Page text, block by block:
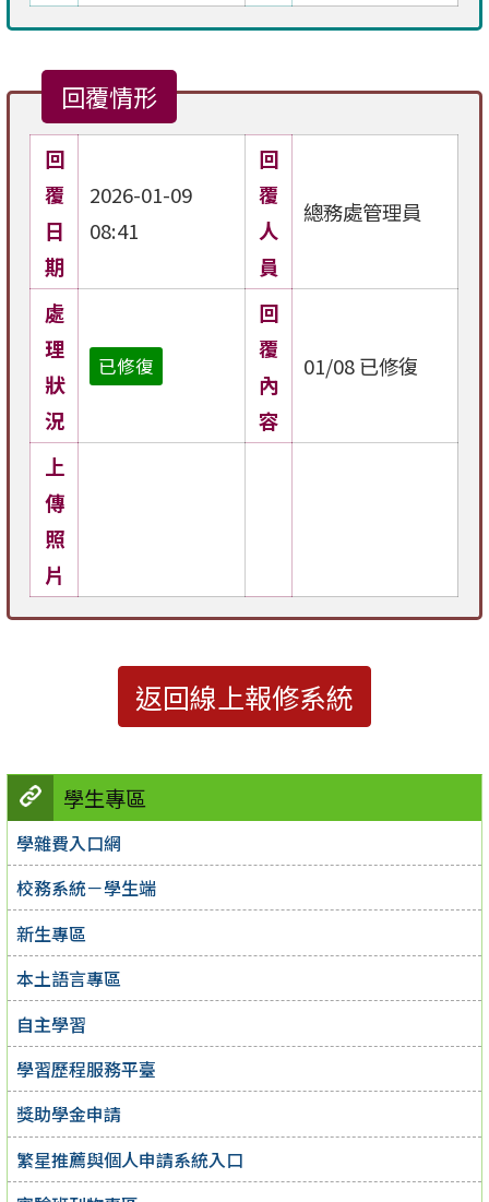
學生專區
學雜費入口網
校務系統－學生端
新生專區
本土語言專區
自主學習
學習歷程服務平臺
獎助學金申請
繁星推薦與個人申請系統入口
回覆情形
回
覆
日
期
2026-01-09
08:41
回
覆
人
員
總務處管理員
處
理
狀
況
已修復
回
覆
內
容
01/08 已修復
上
傳
照
片
返回線上報修系統